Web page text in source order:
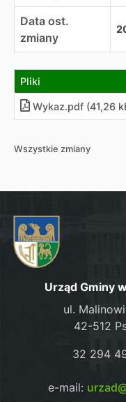
Data ost.
zmiany
Pliki
Wykaz.pdf (41,26
Wszystkie zmiany
Urząd Gminy
ul.
42-512
32 294
e-mail: